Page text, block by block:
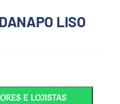
LISO
E LOJISTAS